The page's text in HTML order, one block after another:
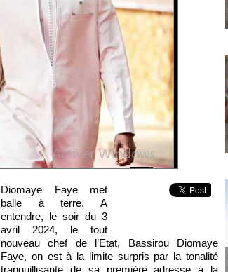
Diomaye Faye met
balle à terre. A
entendre, le soir du 3
avril 2024, le tout
nouveau chef de l’Etat, Bassirou Diomaye
Faye, on est à la limite surpris par la tonalité
tranquillisante de sa première adresse à la